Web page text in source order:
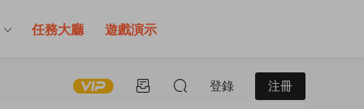
任務大廳 遊戲演示
登錄 注冊